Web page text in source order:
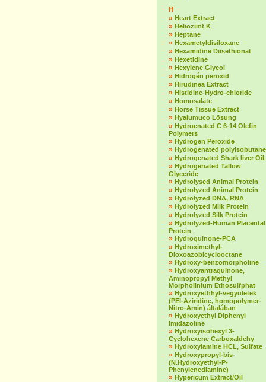
H
» Heart Extract
» Heliozimt K
» Heptane
» Hexametyldisiloxane
» Hexamidine Diisethionat
» Hexetidine
» Hexylene Glycol
» Hidrogén peroxid
» Hirudinea Extract
» Histidine-Hydro-chloride
» Homosalate
» Horse Tissue Extract
» Hyalumuco Lösung
» Hydroenated C 6-14 Olefin
Polymers
» Hydrogen Peroxide
» Hydrogenated polyisobutane
» Hydrogenated Shark liver Oil
» Hydrogenated Tallow
Glyceride
» Hydrolysed Animal Protein
» Hydrolyzed Animal Protein
» Hydrolyzed DNA, RNA
» Hydrolyzed Milk Protein
» Hydrolyzed Silk Protein
» Hydrolyzed-Human Placental
Protein
» Hydroquinone-PCA
» Hydroximethyl-
Dioxoazobicyclooctane
» Hydroxy-benzomorpholine
» Hydroxyantraquinone,
Aminopropyl Methyl
Morpholinium Ethosulfphat
» Hydroxyethhyl-vegyületek
(PEI-Aziridine, homopolymer-
Nitro-Amin) általában
» Hydroxyethyl Diphenyl
Imidazoline
» Hydroxyisohexyl 3-
Cyclohexene Carboxaldehy
» Hydroxylamine HCL, Sulfate
» Hydroxypropyl-bis-
(N.Hydroxyethyl-P-
Phenylenediamine)
» Hypericum Extract/Oil